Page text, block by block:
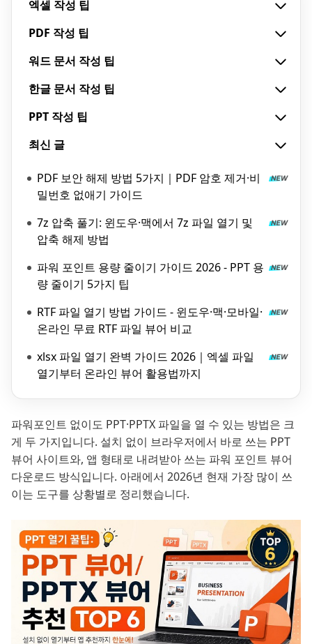
엑셀 작성 팁
PDF 작성 팁
워드 문서 작성 팁
한글 문서 작성 팁
PPT 작성 팁
최신 글
PDF 보안 해제 방법 5가지｜PDF 암호 제거·비
밀번호 없애기 가이드
7z 압축 풀기: 윈도우·맥에서 7z 파일 열기 및
압축 해제 방법
파워 포인트 용량 줄이기 가이드 2026 - PPT 용
량 줄이기 5가지 팁
RTF 파일 열기 방법 가이드 - 윈도우·맥·모바일·
온라인 무료 RTF 파일 뷰어 비교
xlsx 파일 열기 완벽 가이드 2026｜엑셀 파일
열기부터 온라인 뷰어 활용법까지
파워포인트 없이도 PPT·PPTX 파일을 열 수 있는 방법은 크
게 두 가지입니다. 설치 없이 브라우저에서 바로 쓰는 PPT
뷰어 사이트와, 앱 형태로 내려받아 쓰는 파워 포인트 뷰어
다운로드 방식입니다. 아래에서 2026년 현재 가장 많이 쓰
이는 도구를 상황별로 정리했습니다.